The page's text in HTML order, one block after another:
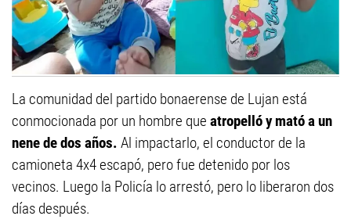
La comunidad del partido bonaerense de Lujan está
conmocionada por un hombre que atropelló y mató a un
nene de dos años. Al impactarlo, el conductor de la
camioneta 4x4 escapó, pero fue detenido por los
vecinos. Luego la Policía lo arrestó, pero lo liberaron dos
días después.